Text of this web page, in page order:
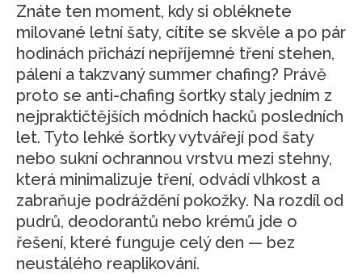
Znáte ten moment, kdy si obléknete
milované letní šaty, cítíte se skvěle a po pár
hodinách přichází nepříjemné tření stehen,
pálení a takzvaný summer chafing? Právě
proto se anti-chafing šortky staly jedním z
nejpraktičtějších módních hacků posledních
let. Tyto lehké šortky vytvářejí pod šaty
nebo sukní ochrannou vrstvu mezi stehny,
která minimalizuje tření, odvádí vlhkost a
zabraňuje podráždění pokožky. Na rozdíl od
pudrů, deodorantů nebo krémů jde o
řešení, které funguje celý den — bez
neustálého reaplikování.